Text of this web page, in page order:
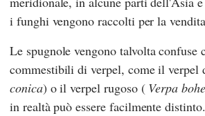
i funghi vengono raccolti per la
Le spugnole vengono talvolta confuse
commestibili di verpel, come il verpel
conica) o il verpel rugoso ( Verpa
in realtà può essere facilmente